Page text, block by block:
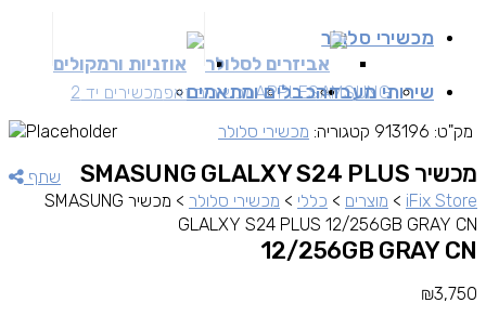
אביזרים לסלולר אוזניות ורמקולים
מכשירי סלולר
SAMSUNG
APPLEמכשירים זאפמכשירים יד 2 שירותי מעבדהכבלים ומתאמים
שתף
iFix Store
> מוצרים > כללי > מכשירי סלולר >
מכשיר SMASUNG
GLALXY S24 PLUS 12/256GB GRAY CN
מכשיר SMASUNG GLALXY S24 PLUS
12/256GB GRAY CN
₪3,750
מק"ט: 913196 קטגוריה: מכשירי סלולר